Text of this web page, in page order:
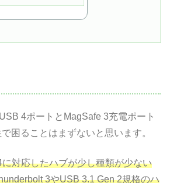
4ポートとMagSafe 3充電ポート
困ることはまずないと思います。
対応したハブが少し種類が少ない
3やUSB 3.1 Gen 2規格のハ